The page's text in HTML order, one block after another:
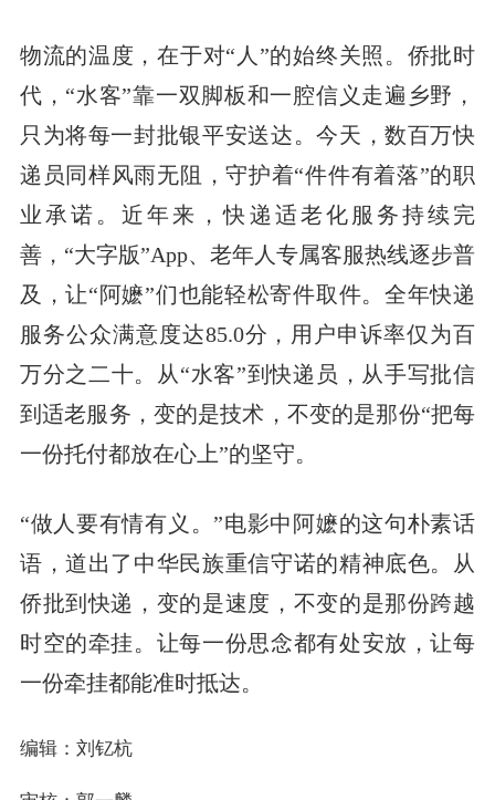
物流的温度，在于对“人”的始终关照。侨批时
代，“水客”靠一双脚板和一腔信义走遍乡野，
只为将每一封批银平安送达。今天，数百万快
递员同样风雨无阻，守护着“件件有着落”的职
业承诺。近年来，快递适老化服务持续完
善，“大字版”App、老年人专属客服热线逐步普
及，让“阿嬷”们也能轻松寄件取件。全年快递
服务公众满意度达85.0分，用户申诉率仅为百
万分之二十。从“水客”到快递员，从手写批信
到适老服务，变的是技术，不变的是那份“把每
一份托付都放在心上”的坚守。
“做人要有情有义。”电影中阿嬷的这句朴素话
语，道出了中华民族重信守诺的精神底色。从
侨批到快递，变的是速度，不变的是那份跨越
时空的牵挂。让每一份思念都有处安放，让每
一份牵挂都能准时抵达。
编辑：刘钇杭